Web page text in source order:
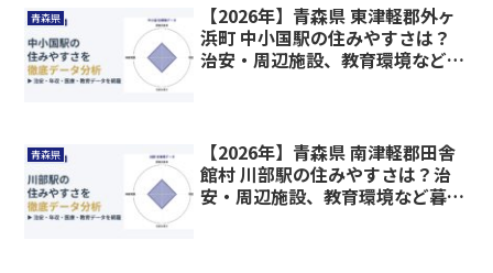
青森県
【2026年】青森県 東津軽郡外ヶ
浜町 中小国駅の住みやすさは？
治安・周辺施設、教育環境など暮
青森県
【2026年】青森県 南津軽郡田舎
館村 川部駅の住みやすさは？治
安・周辺施設、教育環境など暮ら